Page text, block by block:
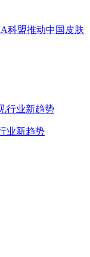
科盟推动中国皮肤
业新趋势